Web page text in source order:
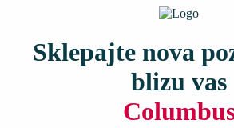
Sklepajte nova
blizu vas